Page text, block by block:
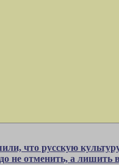
что русскую
не отменить, а лишить